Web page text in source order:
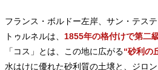
フランス・ボルドー左岸、サン・テス
トゥルネルは、 1855年の格付けで第二
「コス」とは、この地に広がる“砂利の
水はけに優れた砂利質の土壌と、ジロ